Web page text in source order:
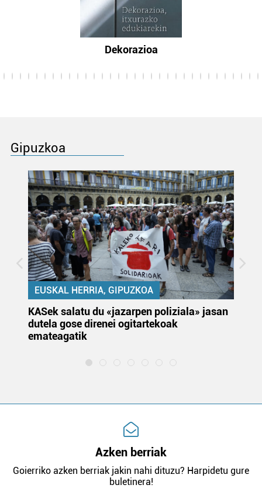
Dekorazioa
Gipuzkoa
EUSKAL HERRIA, GIPUZKOA
KASek salatu du «jazarpen poliziala» jasan
dutela gose direnei ogitartekoak
emateagatik
Azken berriak
Goierriko azken berriak jakin nahi dituzu? Harpidetu gure
buletinera!